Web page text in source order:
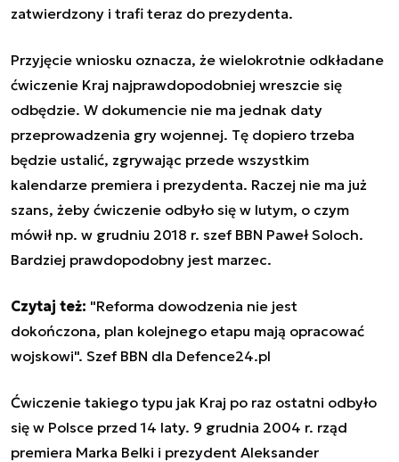
zatwierdzony i trafi teraz do prezydenta.
Przyjęcie wniosku oznacza, że wielokrotnie odkładane
ćwiczenie Kraj najprawdopodobniej wreszcie się
odbędzie. W dokumencie nie ma jednak daty
przeprowadzenia gry wojennej. Tę dopiero trzeba
będzie ustalić, zgrywając przede wszystkim
kalendarze premiera i prezydenta. Raczej nie ma już
szans, żeby ćwiczenie odbyło się w lutym, o czym
mówił np. w grudniu 2018 r. szef BBN Paweł Soloch.
Bardziej prawdopodobny jest marzec.
Czytaj też: "Reforma dowodzenia nie jest
dokończona, plan kolejnego etapu mają opracować
wojskowi". Szef BBN dla Defence24.pl
Ćwiczenie takiego typu jak Kraj po raz ostatni odbyło
się w Polsce przed 14 laty. 9 grudnia 2004 r. rząd
premiera Marka Belki i prezydent Aleksander